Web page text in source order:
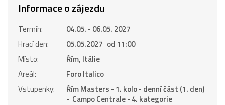
Informace o zájezdu
Termín:
04.05. - 06.05. 2027
Hrací den:
05.05.2027 od 11:00
Místo:
Řím, Itálie
Areál:
Foro Italico
Vstupenky:
Řím Masters - 1. kolo - denní část (1. den)
- Campo Centrale - 4. kategorie